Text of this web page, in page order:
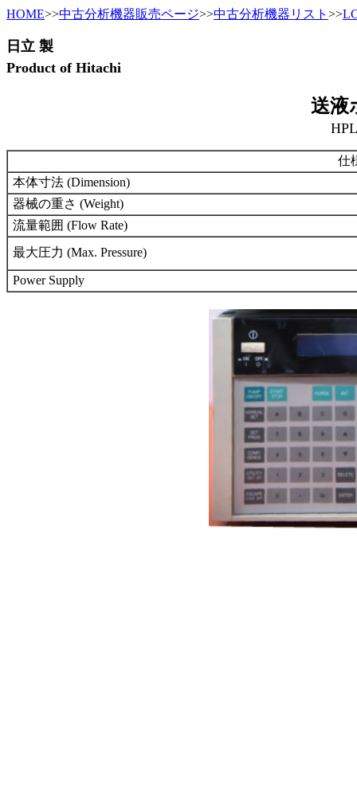
HOME>>中古分析機器販売ページ>>中古分析機器リスト >>
日立 製
Product of Hitachi
送液
仕
本体寸法 (Dimension)
器械の重さ (Weight)
流量範囲 (Flow Rate)
最大圧力 (Max. Pressure)
Power Supply